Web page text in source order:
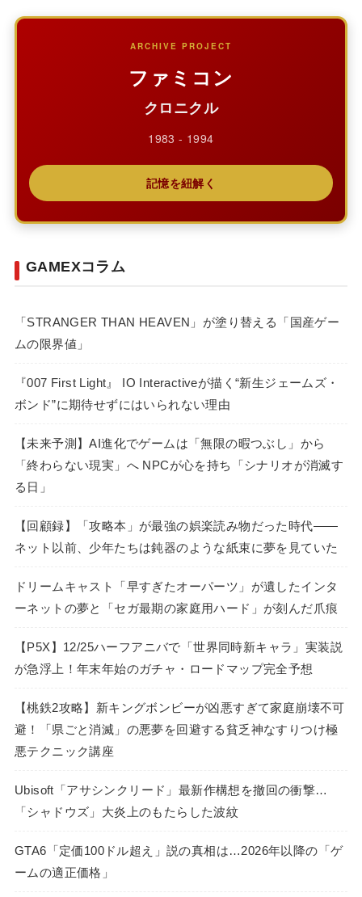
ARCHIVE PROJECT
ファミコン
クロニクル
1983 - 1994
記憶を紐解く
GAMEXコラム
「STRANGER THAN HEAVEN」が塗り替える「国産ゲー
ムの限界値」
『007 First Light』 IO Interactiveが描く“新生ジェームズ・
ボンド”に期待せずにはいられない理由
【未来予測】AI進化でゲームは「無限の暇つぶし」から
「終わらない現実」へ NPCが心を持ち「シナリオが消滅す
る日」
【回顧録】「攻略本」が最強の娯楽読み物だった時代――
ネット以前、少年たちは鈍器のような紙束に夢を見ていた
ドリームキャスト「早すぎたオーパーツ」が遺したインタ
ーネットの夢と「セガ最期の家庭用ハード」が刻んだ爪痕
【P5X】12/25ハーフアニバで「世界同時新キャラ」実装説
が急浮上！年末年始のガチャ・ロードマップ完全予想
【桃鉄2攻略】新キングボンビーが凶悪すぎて家庭崩壊不可
避！「県ごと消滅」の悪夢を回避する貧乏神なすりつけ極
悪テクニック講座
Ubisoft「アサシンクリード」最新作構想を撤回の衝撃…
「シャドウズ」大炎上のもたらした波紋
GTA6「定価100ドル超え」説の真相は…2026年以降の「ゲ
ームの適正価格」